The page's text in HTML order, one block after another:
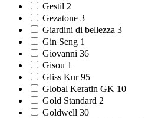
Gestil 2
Gezatone 3
Giardini di bellezza 3
Gin Seng 1
Giovanni 36
Gisou 1
Gliss Kur 95
Global Keratin GK 10
Gold Standard 2
Goldwell 30